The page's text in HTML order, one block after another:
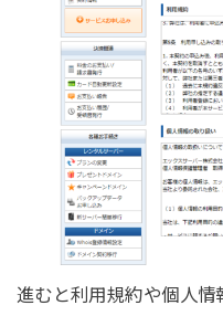
進むと利用規約や個人